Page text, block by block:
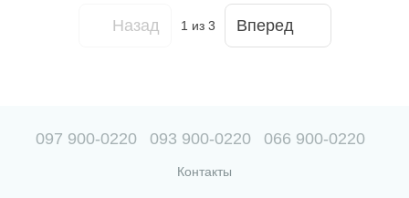
Назад 1 из 3 Вперед
097 900-0220 093 900-0220 066 900-0220
Контакты